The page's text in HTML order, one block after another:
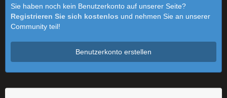
Sie haben noch kein Benutzerkonto auf unserer Seite?
Registrieren Sie sich kostenlos und nehmen Sie an unserer
Community teil!
Benutzerkonto erstellen